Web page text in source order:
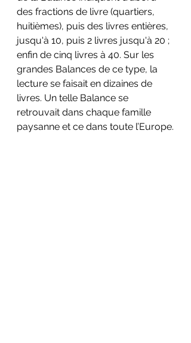
des fractions de livre (quartiers,
huitièmes), puis des livres entières,
jusqu'à 10, puis 2 livres jusqu'à 20 ;
enfin de cinq livres à 40. Sur les
grandes Balances de ce type, la
lecture se faisait en dizaines de
livres. Un telle Balance se
retrouvait dans chaque famille
paysanne et ce dans toute l’Europe.